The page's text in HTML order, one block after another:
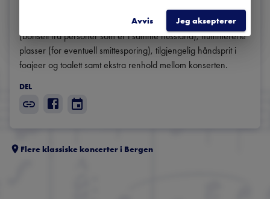
regler for denne typen arrangementer og gjennomfører
risiko-reduserende tiltak, som en meter avstand i salen
(bortsett fra personer som er i samme husstand), nummererte
plasser (for eventuell smittesporing), tilgjengelig håndsprit i
foajeer og toalett samt ekstra renhold mellom konserten.
DEL
Flere klassiske koncerter i Bergen
Avvis Jeg aksepterer